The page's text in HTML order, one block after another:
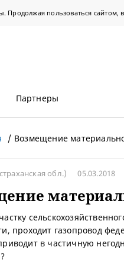
Продолжая пользоваться сайтом,
Партнеры
Возмещение
обл.) 05.03.2018
проходит газопровод
в частичную